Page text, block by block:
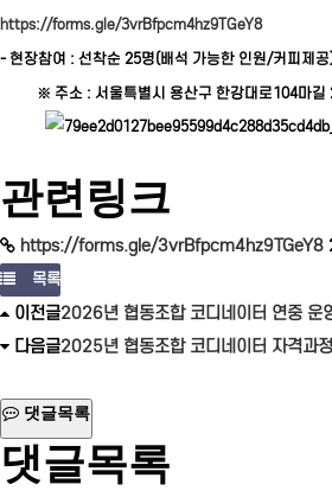
https://forms.gle/3vrBfpcm4hz9TGeY8
- 현장참여 : 선착순 25명(배석 가능한 인원/커피제공
※ 주소 : 서울특별시 용산구 한강대로104마길
관련링크
https://forms.gle/3vrBfpcm4hz9TGeY8
목록
이전글2026년 협동조합 코디네이터 연중 운
다음글2025년 협동조합 코디네이터 자격과
댓글목록
댓글목록